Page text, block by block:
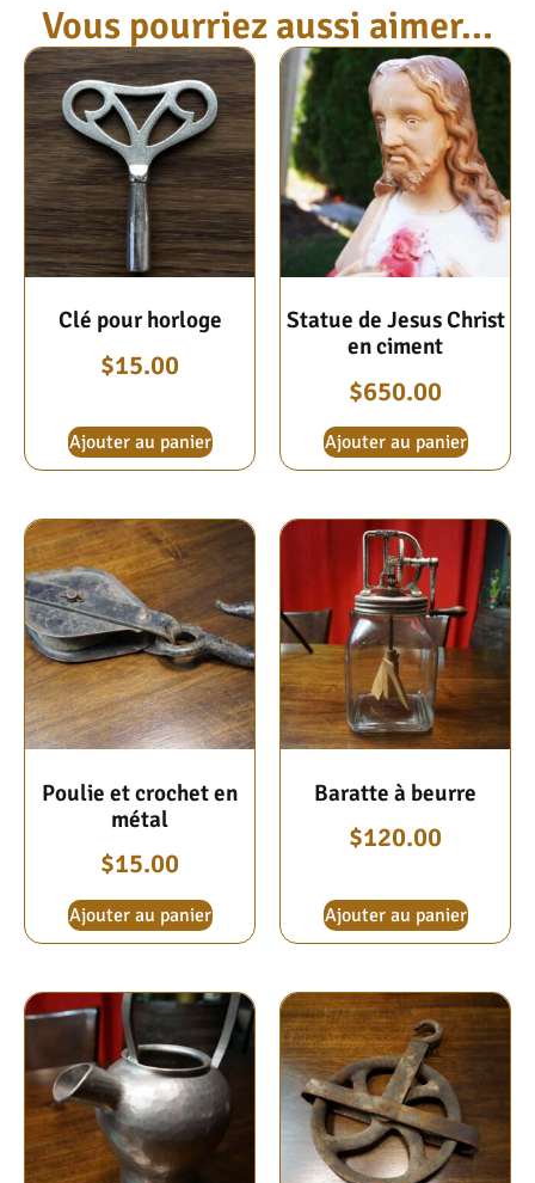
Vous pourriez aussi aimer...
Clé pour horloge
$15.00
Ajouter au panier
Statue de Jesus Christ
en ciment
$650.00
Ajouter au panier
Poulie et crochet en
métal
$15.00
Ajouter au panier
Baratte à beurre
$120.00
Ajouter au panier